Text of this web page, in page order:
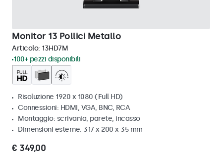
Monitor 13 Pollici Metallo
Articolo: 13HD7M
100+ pezzi disponibili
Risoluzione 1920 x 1080 (Full HD)
Connessioni: HDMI, VGA, BNC, RCA
Montaggio: scrivania, parete, incasso
Dimensioni esterne: 317 x 200 x 35 mm
€ 349,00